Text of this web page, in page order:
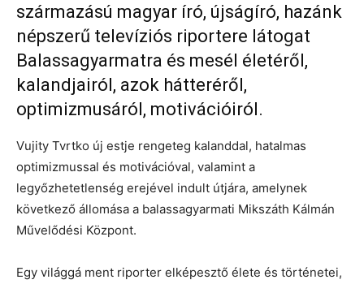
származású magyar író, újságíró, hazánk
népszerű televíziós riportere látogat
Balassagyarmatra és mesél életéről,
kalandjairól, azok hátteréről,
optimizmusáról, motivációiról.
Vujity Tvrtko új estje rengeteg kalanddal, hatalmas
optimizmussal és motivációval, valamint a
legyőzhetetlenség erejével indult útjára, amelynek
következő állomása a balassagyarmati Mikszáth Kálmán
Művelődési Központ.
Egy világgá ment riporter elképesztő élete és történetei,